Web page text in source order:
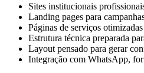
Sites institucionais
Landing pages para
Páginas de serviços
Estrutura técnica preparada
Layout pensado para gerar
Integração com WhatsApp,